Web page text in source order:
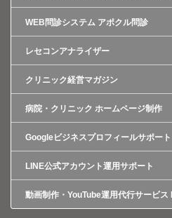
WEB問診システム アポクル問診
レセコンアナライザー
クリニック経営マガジン
病院・クリニック ホームページ制作
Googleビジネスプロフィールサポート
LINE公式アカウント運用サポート
動画制作・YouTube運用代行サービス